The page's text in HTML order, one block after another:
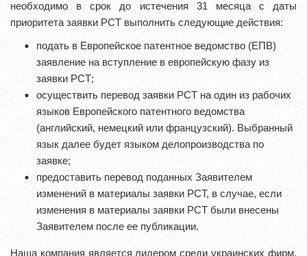
необходимо в срок до истечения 31 месяца с даты
приоритета заявки РСТ выполнить следующие действия:
подать в Европейское патентное ведомство (ЕПВ)
заявление на вступление в европейскую фазу из
заявки РСТ;
осуществить перевод заявки РСТ на один из рабочих
языков Европейского патентного ведомства
(английский, немецкий или французский). Выбранный
язык далее будет языком делопроизводства по
заявке;
предоставить перевод поданных Заявителем
изменений в материалы заявки РСТ, в случае, если
изменения в материалы заявки РСТ были внесены
Заявителем после ее публикации.
Наша компания является лидером среди украинских фирм,